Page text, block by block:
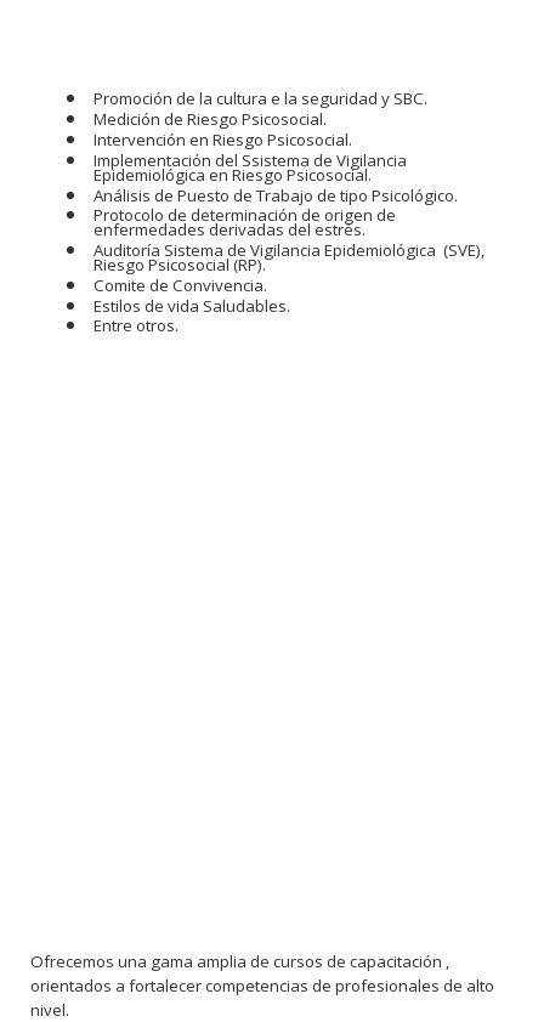
Promoción de la cultura e la seguridad y SBC.
Medición de Riesgo Psicosocial.
Intervención en Riesgo Psicosocial.
Implementación del Ssistema de Vigilancia
Epidemiológica en Riesgo Psicosocial.
Análisis de Puesto de Trabajo de tipo Psicológico.
Protocolo de determinación de origen de
enfermedades derivadas del estrés.
Auditoría Sistema de Vigilancia Epidemiológica (SVE),
Riesgo Psicosocial (RP).
Comite de Convivencia.
Estilos de vida Saludables.
Entre otros.
Ofrecemos una gama amplia de cursos de capacitación ,
orientados a fortalecer competencias de profesionales de alto
nivel.